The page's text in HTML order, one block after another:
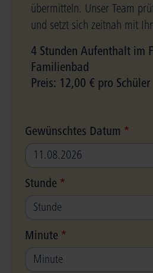
übermitteln. Unser Team
und setzt sich zeitnah mit
4 Stunden Aufenthalt im
Familienbad
Preis: 12,00 € pro Schüler
Gewünschtes Datum
Stunde
Minute